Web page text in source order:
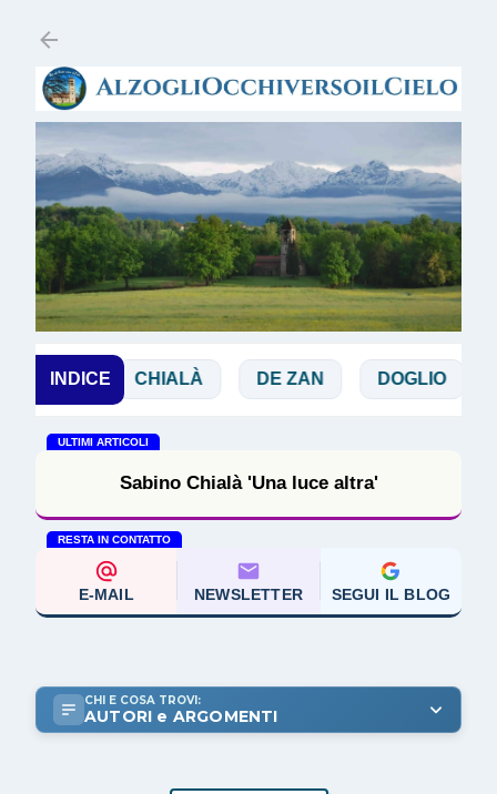
INDICECHIALÀ DE ZAN DOGLIO
ULTIMI ARTICOLI
Sabino Chialà 'Una luce altra'
RESTA IN CONTATTO
E-MAIL NEWSLETTER SEGUI IL BLOG
CHI E COSA TROVI:
AUTORI e ARGOMENTI